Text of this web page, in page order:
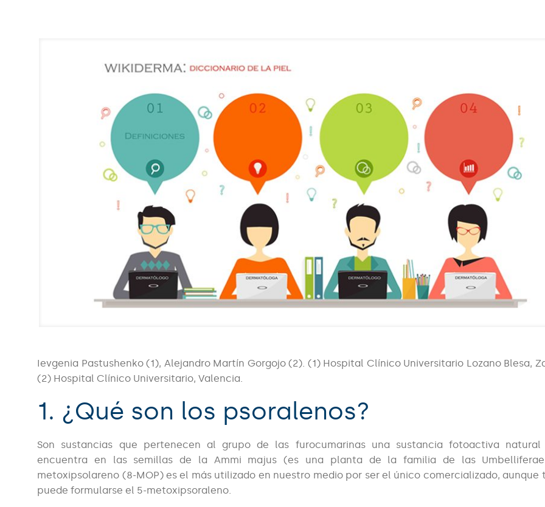
Ievgenia Pastushenko (1), Alejandro Martín Gorgojo (2). (1) Hospital Clínico Universitario Lozano Blesa,
(2) Hospital Clínico Universitario, Valencia.
1. ¿Qué son los psoralenos?
Son sustancias que pertenecen al grupo de las furocumarinas una sustancia fotoactiva
encuentra en las semillas de la Ammi majus (es una planta de la familia de las
metoxipsolareno (8-MOP) es el más utilizado en nuestro medio por ser el único comercializado, aunque
puede formularse el 5-metoxipsoraleno.